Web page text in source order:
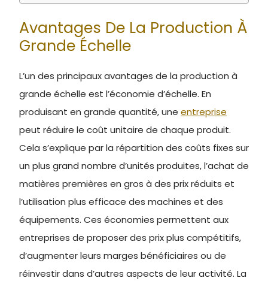
Avantages De La Production À
Grande Échelle
L’un des principaux avantages de la production à
grande échelle est l’économie d’échelle. En
produisant en grande quantité, une entreprise
peut réduire le coût unitaire de chaque produit.
Cela s’explique par la répartition des coûts fixes sur
un plus grand nombre d’unités produites, l’achat de
matières premières en gros à des prix réduits et
l’utilisation plus efficace des machines et des
équipements. Ces économies permettent aux
entreprises de proposer des prix plus compétitifs,
d’augmenter leurs marges bénéficiaires ou de
réinvestir dans d’autres aspects de leur activité. La